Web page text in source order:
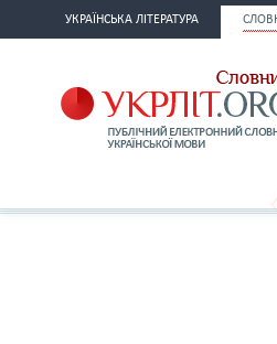
УКРАЇНСЬКА ЛІТЕРАТУРА